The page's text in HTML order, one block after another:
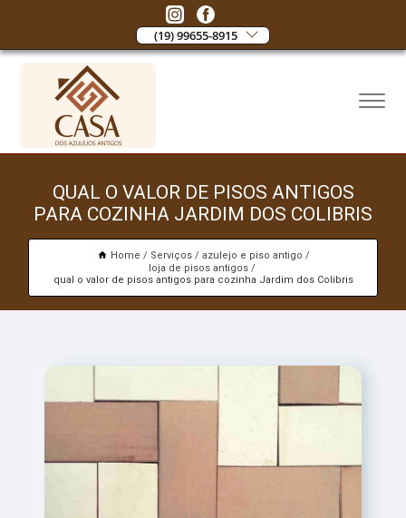
(19) 99655-8915
QUAL O VALOR DE PISOS ANTIGOS
PARA COZINHA JARDIM DOS COLIBRIS
Home Serviços
azulejo e piso antigo
loja de pisos antigos
qual o valor de pisos antigos para cozinha Jardim dos Colibris